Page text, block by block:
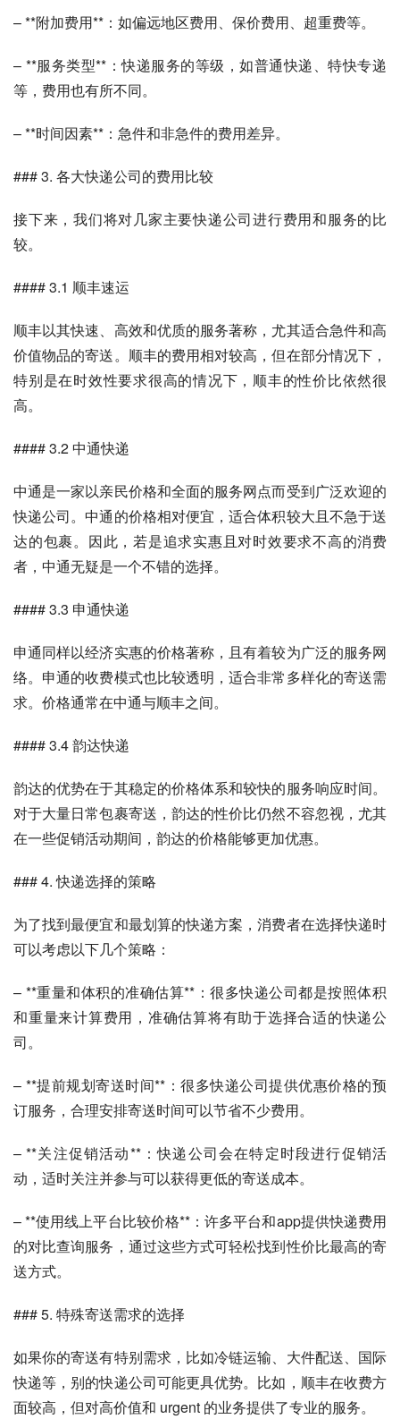
– **附加费用**：如偏远地区费用、保价费用、超重费等。
– **服务类型**：快递服务的等级，如普通快递、特快专递
等，费用也有所不同。
– **时间因素**：急件和非急件的费用差异。
### 3. 各大快递公司的费用比较
接下来，我们将对几家主要快递公司进行费用和服务的比
较。
#### 3.1 顺丰速运
顺丰以其快速、高效和优质的服务著称，尤其适合急件和高
价值物品的寄送。顺丰的费用相对较高，但在部分情况下，
特别是在时效性要求很高的情况下，顺丰的性价比依然很
高。
#### 3.2 中通快递
中通是一家以亲民价格和全面的服务网点而受到广泛欢迎的
快递公司。中通的价格相对便宜，适合体积较大且不急于送
达的包裹。因此，若是追求实惠且对时效要求不高的消费
者，中通无疑是一个不错的选择。
#### 3.3 申通快递
申通同样以经济实惠的价格著称，且有着较为广泛的服务网
络。申通的收费模式也比较透明，适合非常多样化的寄送需
求。价格通常在中通与顺丰之间。
#### 3.4 韵达快递
韵达的优势在于其稳定的价格体系和较快的服务响应时间。
对于大量日常包裹寄送，韵达的性价比仍然不容忽视，尤其
在一些促销活动期间，韵达的价格能够更加优惠。
### 4. 快递选择的策略
为了找到最便宜和最划算的快递方案，消费者在选择快递时
可以考虑以下几个策略：
– **重量和体积的准确估算**：很多快递公司都是按照体积
和重量来计算费用，准确估算将有助于选择合适的快递公
司。
– **提前规划寄送时间**：很多快递公司提供优惠价格的预
订服务，合理安排寄送时间可以节省不少费用。
– **关注促销活动**：快递公司会在特定时段进行促销活
动，适时关注并参与可以获得更低的寄送成本。
– **使用线上平台比较价格**：许多平台和app提供快递费用
的对比查询服务，通过这些方式可轻松找到性价比最高的寄
送方式。
### 5. 特殊寄送需求的选择
如果你的寄送有特别需求，比如冷链运输、大件配送、国际
快递等，别的快递公司可能更具优势。比如，顺丰在收费方
面较高，但对高价值和 urgent 的业务提供了专业的服务。